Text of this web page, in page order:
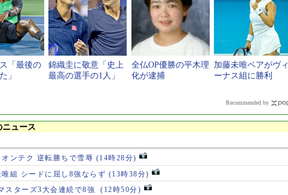
「最後の
」
錦織圭に敬意「史上
最高の選手の1人」
全仏OP優勝の平木理
化が逮捕
加藤未唯ペアがヴィ
ーナス組に勝利
Recommended by
ニュース
オンテク 逆転勝ちで雪辱 (14時28分)
唯組 シードに屈し8強ならず (13時38分)
スターズ3大会連続で8強 (12時50分)